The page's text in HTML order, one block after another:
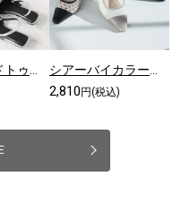
2,810 円(税込)